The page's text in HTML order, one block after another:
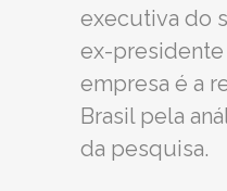
executiva do
ex-presidente
empresa é a
Brasil pela
da pesquisa.